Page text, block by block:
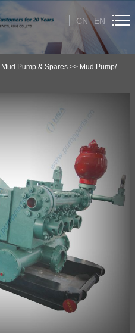
CN EN
Mud Pump & Spares>> Mud Pump/